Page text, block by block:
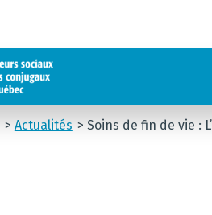
Actualités Soins de fin de vie :